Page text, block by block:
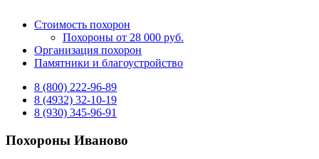
Стоимость похорон
Похороны от 28 000 руб.
Организация похорон
Памятники и благоустройство
8 (800) 222-96-89
8 (4932) 32-10-19
8 (930) 345-96-91
Похороны Иваново